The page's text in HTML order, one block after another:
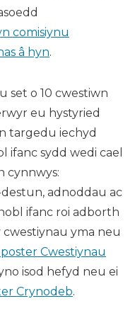
comisiynu
â hyn.
set o 10 cwestiwn
eu hystyried
targedu iechyd
ifanc sydd wedi cael
cynnwys:
adnoddau ac
ifanc roi adborth
yma neu
poster Cwestiynau
isod hefyd neu ei
Crynodeb.